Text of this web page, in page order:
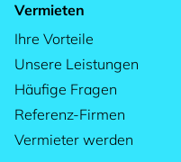
Vermieten
Ihre Vorteile
Unsere Leistungen
Häufige Fragen
Referenz-Firmen
Vermieter werden